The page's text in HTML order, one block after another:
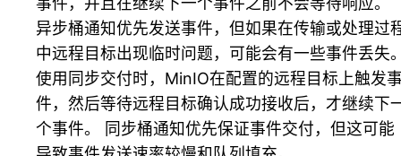
异步桶通知优先发送事件，但如果在传输或处理过
中远程目标出现临时问题，可能会有一些事件丢失
使用同步交付时，MinIO在配置的远程目标上触发
件，然后等待远程目标确认成功接收后，才继续下
个事件。 同步桶通知优先保证事件交付，但这可能